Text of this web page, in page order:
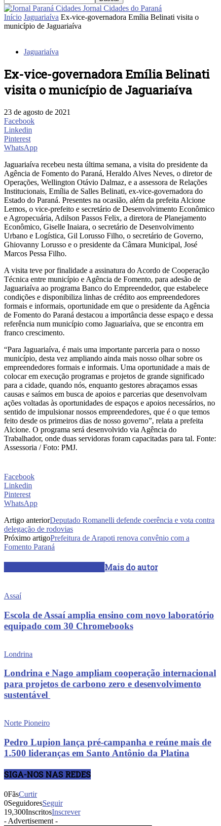
Jornal Cidades do Paraná
Início Jaguariaíva Ex-vice-governadora Emília Belinati visita o
município de Jaguariaíva
Jaguariaíva
Ex-vice-governadora Emília Belinati
visita o município de Jaguariaíva
23 de agosto de 2021
Facebook
Linkedin
Pinterest
WhatsApp
Jaguariaíva recebeu nesta última semana, a visita do presidente da
Agência de Fomento do Paraná, Heraldo Alves Neves, o diretor de
Operações, Wellington Otávio Dalmaz, e a assessora de Relações
Institucionais, Emília de Salles Belinati, ex-vice-governadora do
Estado do Paraná. Presentes na ocasião, além da prefeita Alcione
Lemos, o vice-prefeito e secretário de Desenvolvimento Econômico
e Agropecuária, Adilson Passos Felix, a diretora de Planejamento
Econômico, Giselle Inaiara, o secretário de Desenvolvimento
Urbano e Logística, Gil Lorusso Filho, o secretário de Governo,
Ghiovanny Lorusso e o presidente da Câmara Municipal, José
Marcos Pessa Filho.
A visita teve por finalidade a assinatura do Acordo de Cooperação
Técnica entre município e Agência de Fomento, para adesão de
Jaguariaíva ao programa Banco do Empreendedor, que estabelece
condições e disponibiliza linhas de crédito aos empreendedores
formais e informais, oportunidade em que o presidente da Agência
de Fomento do Paraná destacou a importância desse espaço e dessa
referência num município como Jaguariaíva, que se encontra em
franco crescimento.
“Para Jaguariaíva, é mais uma importante parceria para o nosso
município, desta vez ampliando ainda mais nosso olhar sobre os
empreendedores formais e informais. Uma oportunidade a mais de
colocar em execução programas e projetos de grande significado
para a cidade, quando nós, enquanto gestores abraçamos essas
causas e saímos em busca de apoios e parcerias que desenvolvam
ações voltadas às oportunidades de espaços e apoios necessários, no
sentido de impulsionar nossos empreendedores, que é o que temos
feito desde os primeiros dias de nosso governo”, relata a prefeita
Alcione. O programa será desenvolvido via Agência do
Trabalhador, onde duas servidoras foram capacitadas para tal. Fonte:
Assessoria / Foto: PMJ.
Facebook
Linkedin
Pinterest
WhatsApp
Artigo anteriorDeputado Romanelli defende coerência e vota contra
delegação de rodovias
Próximo artigoPrefeitura de Arapoti renova convênio com a
Fomento Paraná
Mais do autor
Assaí
Escola de Assaí amplia ensino com novo laboratório
equipado com 30 Chromebooks
Londrina
Londrina e Nago ampliam cooperação internacional
para projetos de carbono zero e desenvolvimento
sustentável
Norte Pioneiro
Pedro Lupion lança pré-campanha e reúne mais de
1.500 lideranças em Santo Antônio da Platina
SIGA-NOS NAS REDES
0FãsCurtir
0SeguidoresSeguir
19,300InscritosInscrever
- Advertisement -